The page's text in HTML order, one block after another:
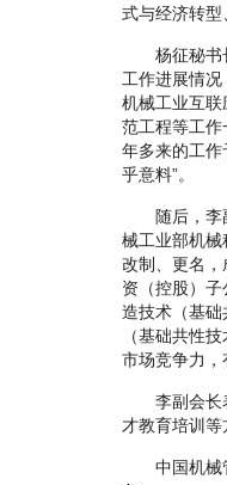
式与经济转型
杨征秘书长
工作进展情
机械工业互
范工程等工
年多来的工作
乎意料”。
随后，李副
械工业部机械
改制、更名
资（控股）
造技术（基
（基础共性
市场竞争力，
李副会长表
才教育培训等
中国机械管